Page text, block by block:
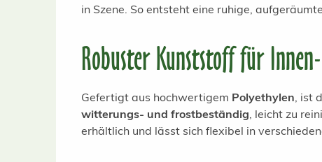
in Szene. So entsteht eine ruhige,
Robuster Kunststoff für
Gefertigt aus hochwertigem Polyethylen, ist
witterungs- und frostbeständig, leicht zu
erhältlich und lässt sich flexibel in